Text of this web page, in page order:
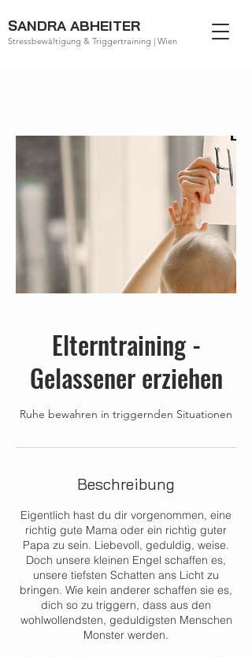
SANDRA ABHEITER
Stressbewältigung & Triggertraining | Wien
Elterntraining -
Gelassener erziehen
Ruhe bewahren in triggernden Situationen
Beschreibung
Eigentlich hast du dir vorgenommen, eine
richtig gute Mama oder ein richtig guter
Papa zu sein. Liebevoll, geduldig, weise.
Doch unsere kleinen Engel schaffen es,
unsere tiefsten Schatten ans Licht zu
bringen. Wie kein anderer schaffen sie es,
dich so zu triggern, dass aus den
wohlwollendsten, geduldigsten Menschen
Monster werden.